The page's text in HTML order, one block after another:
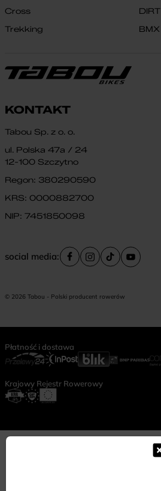
Cross
Trekking
DIRT
BMX
KONTAKT
Tabou Sp. z o. o.
ul. Polska 47a / 24
12-100 Szczytno
Regon: 380290590
KRS: 0000882700
NIP: 7451850098
social media:
© 2026 Tabou - Polski producent rowerów
Płatność i dostawa
Krajowy Rejestr Rowerowy